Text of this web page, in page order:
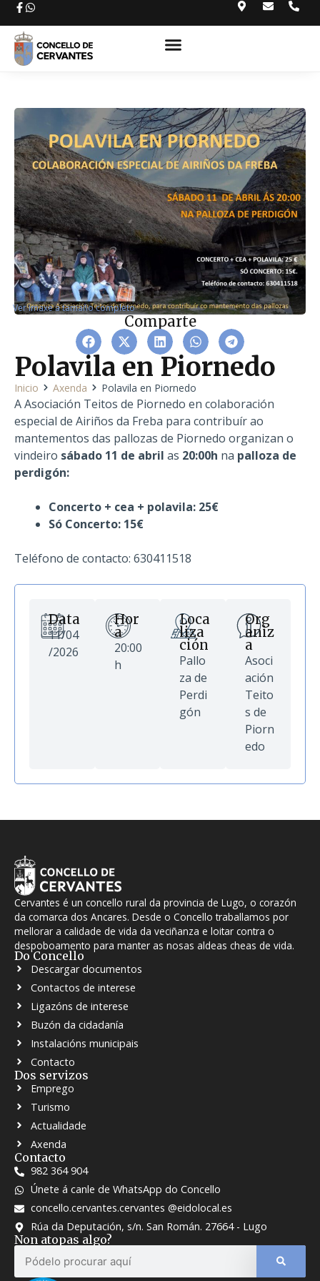
Polavila en Piornedo
Inicio Axenda Polavila en Piornedo
A Asociación Teitos de Piornedo en colaboración
especial de Airiños da Freba para contribuír ao
mantementos das pallozas de Piornedo organizan o
vindeiro sábado 11 de abril as 20:00h na palloza de
perdigón:
Concerto + cea + polavila: 25€
Só Concerto: 15€
Teléfono de contacto: 630411518
Data
11/04
/2026
Hor
a
20:00
h
Loca
liza
ción
Pallo
za de
Perdi
gón
Org
aniz
a
Asoci
ación
Teito
s de
Piorn
edo
Ver imaxe a tamaño completo
Comparte
Cervantes é un concello rural da provincia de Lugo, o corazón
da comarca dos Ancares. Desde o Concello traballamos por
mellorar a calidade de vida da veciñanza e loitar contra o
despoboamento para manter as nosas aldeas cheas de vida.
Do Concello
Descargar documentos
Contactos de interese
Ligazóns de interese
Buzón da cidadanía
Instalacións municipais
Contacto
Dos servizos
Emprego
Turismo
Actualidade
Axenda
Contacto
982 364 904
Únete á canle de WhatsApp do Concello
concello.cervantes.cervantes @eidolocal.es
Rúa da Deputación, s/n. San Román. 27664 - Lugo
Non atopas algo?